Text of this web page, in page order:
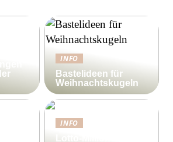
INFO
Bastelideen für
Weihnachtskugeln
INFO